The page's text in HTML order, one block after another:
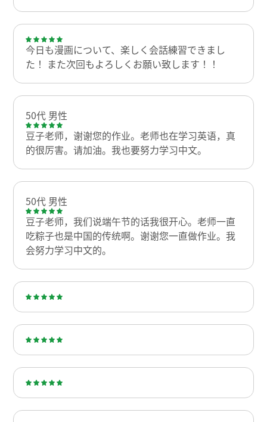
今日も漫画について、楽しく会話練習できまし
た！ また次回もよろしくお願い致します！！
50代 男性
豆子老师，谢谢您的作业。老师也在学习英语，真
的很厉害。请加油。我也要努力学习中文。
50代 男性
豆子老师，我们说端午节的话我很开心。老师一直
吃粽子也是中国的传统啊。谢谢您一直做作业。我
会努力学习中文的。